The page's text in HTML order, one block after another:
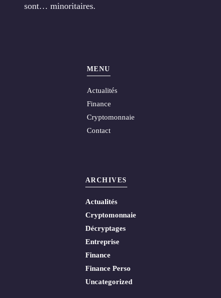
sont… minoritaires.
MENU
Actualités
Finance
Cryptomonnaie
Contact
ARCHIVES
Actualités
Cryptomonnaie
Décryptages
Entreprise
Finance
Finance Perso
Uncategorized